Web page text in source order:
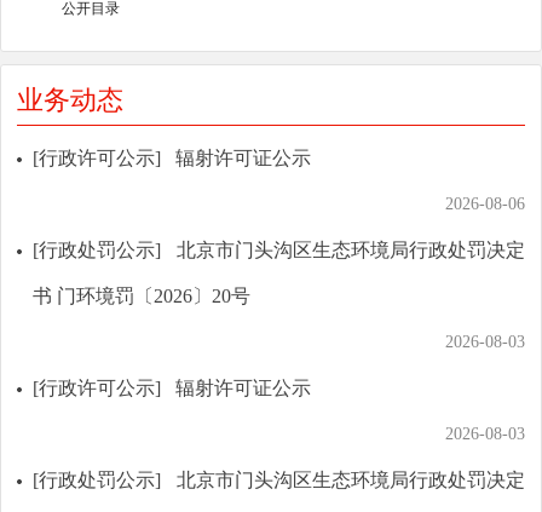
公开目录
业务动态
[行政许可公示] 辐射许可证公示
2026-08-06
[行政处罚公示] 北京市门头沟区生态环境局行政处罚决定
书 门环境罚〔2026〕20号
2026-08-03
[行政许可公示] 辐射许可证公示
2026-08-03
[行政处罚公示] 北京市门头沟区生态环境局行政处罚决定